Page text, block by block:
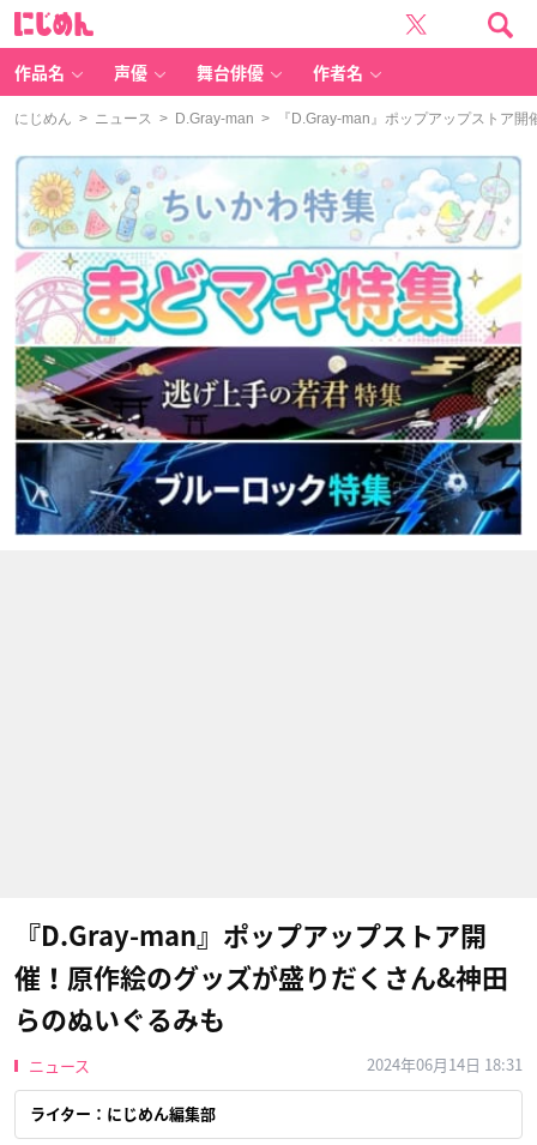
作品名 声優 舞台俳優 作者名
にじめん > ニュース > D.Gray-man > 『D.Gray-man』ポップアップストア開
『D.Gray-man』ポップアップストア開
催！原作絵のグッズが盛りだくさん&神田
らのぬいぐるみも
ニュース 2024年06月14日 18:31
ライター：にじめん編集部